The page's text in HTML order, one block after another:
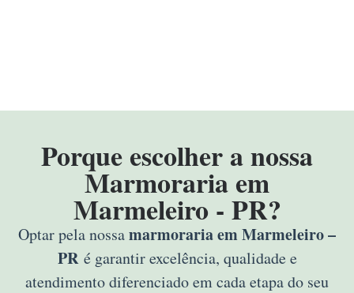
Porque escolher a nossa
Marmoraria em
Marmeleiro - PR?
Optar pela nossamarmoraria em Marmeleiro –
PRé garantir excelência, qualidade e
atendimento diferenciado em cada etapa do seu